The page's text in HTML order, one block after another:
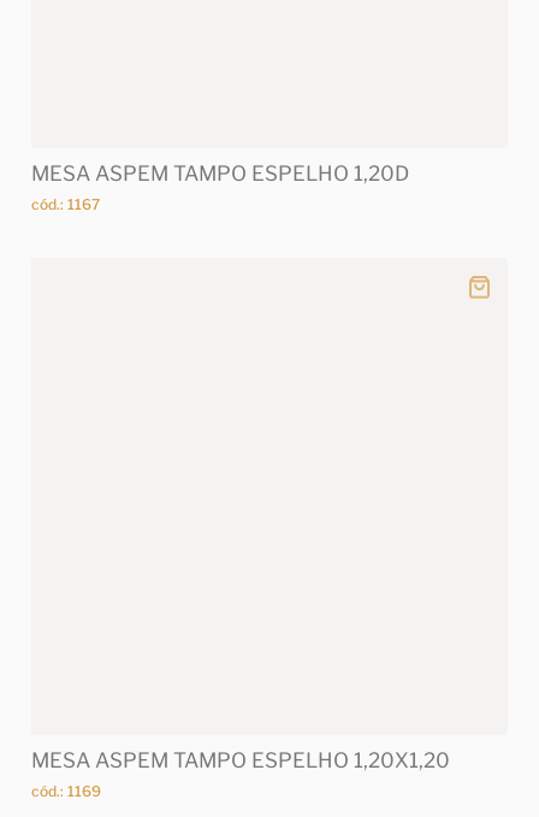
MESA ASPEM TAMPO ESPELHO 1,20D
cód.: 1167
MESA ASPEM TAMPO ESPELHO 1,20X1,20
cód.: 1169